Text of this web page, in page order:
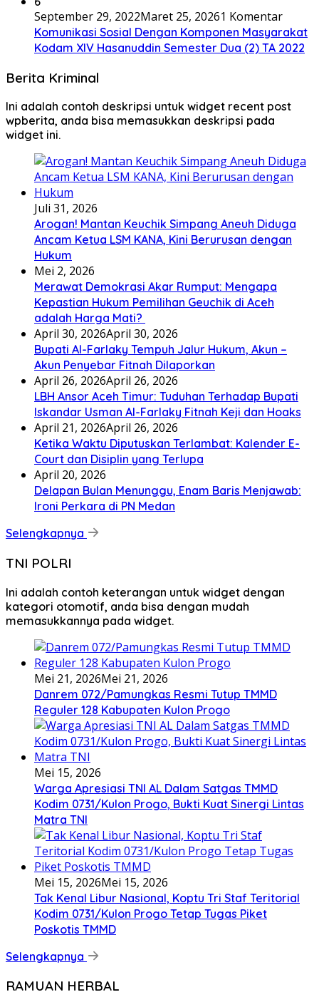
September 29, 2022Maret 25, 20261 Komentar
Komunikasi Sosial Dengan Komponen Masyarakat
Kodam XIV Hasanuddin Semester Dua (2) TA 2022
Berita Kriminal
Ini adalah contoh deskripsi untuk widget recent post
wpberita, anda bisa memasukkan deskripsi pada
widget ini.
Juli 31, 2026
Arogan! Mantan Keuchik Simpang Aneuh Diduga
Ancam Ketua LSM KANA, Kini Berurusan dengan
Hukum
Mei 2, 2026
Merawat Demokrasi Akar Rumput: Mengapa
Kepastian Hukum Pemilihan Geuchik di Aceh
adalah Harga Mati? ‎
April 30, 2026April 30, 2026
Bupati Al-Farlaky Tempuh Jalur Hukum, Akun –
Akun Penyebar Fitnah Dilaporkan
April 26, 2026April 26, 2026
LBH Ansor Aceh Timur: Tuduhan Terhadap Bupati
Iskandar Usman Al-Farlaky Fitnah Keji dan Hoaks
April 21, 2026April 26, 2026
Ketika Waktu Diputuskan Terlambat: Kalender E-
Court dan Disiplin yang Terlupa
April 20, 2026
Delapan Bulan Menunggu, Enam Baris Menjawab:
Ironi Perkara di PN Medan
Selengkapnya
TNI POLRI
Ini adalah contoh keterangan untuk widget dengan
kategori otomotif, anda bisa dengan mudah
memasukkannya pada widget.
Mei 21, 2026Mei 21, 2026
Danrem 072/Pamungkas Resmi Tutup TMMD
Reguler 128 Kabupaten Kulon Progo
Mei 15, 2026
Warga Apresiasi TNI AL Dalam Satgas TMMD
Kodim 0731/Kulon Progo, Bukti Kuat Sinergi Lintas
Matra TNI
Mei 15, 2026Mei 15, 2026
Tak Kenal Libur Nasional, Koptu Tri Staf Teritorial
Kodim 0731/Kulon Progo Tetap Tugas Piket
Poskotis TMMD
Selengkapnya
RAMUAN HERBAL